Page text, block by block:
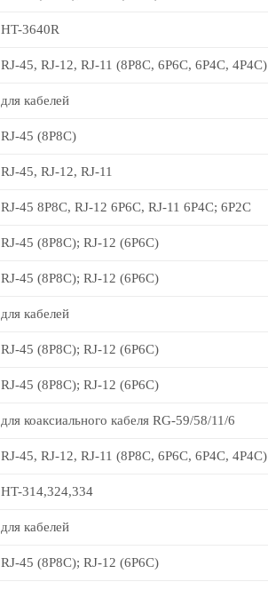
HT-3640R
RJ-45, RJ-12, RJ-11 (8P8C, 6P6C, 6P4C, 4P4C)
для кабелей
RJ-45 (8P8С)
RJ-45, RJ-12, RJ-11
RJ-45 8P8C, RJ-12 6P6C, RJ-11 6P4C; 6P2C
RJ-45 (8P8С); RJ-12 (6P6С)
RJ-45 (8P8С); RJ-12 (6P6С)
для кабелей
RJ-45 (8P8С); RJ-12 (6P6С)
RJ-45 (8P8С); RJ-12 (6P6С)
для коаксиального кабеля RG-59/58/11/6
RJ-45, RJ-12, RJ-11 (8P8C, 6P6C, 6P4C, 4P4C)
HT-314,324,334
для кабелей
RJ-45 (8P8С); RJ-12 (6P6С)